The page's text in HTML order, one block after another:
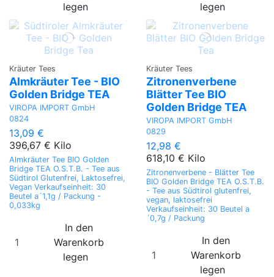
legen
legen
Kräuter Tees
Almkräuter Tee - BIO
Golden Bridge TEA
VIROPA IMPORT GmbH
0824
13,09 €
396,67 € Kilo
Almkräuter Tee BIO Golden
Bridge TEA O.S.T.B. - Tee aus
Südtirol Glutenfrei, Laktosefrei,
Vegan Verkaufseinheit: 30
Beutel a´1,1g / Packung -
0,033kg
In den
Warenkorb
legen
Kräuter Tees
Zitronenverbene
Blätter Tee BIO
Golden Bridge TEA
VIROPA IMPORT GmbH
0829
12,98 €
618,10 € Kilo
Zitronenverbene - Blätter Tee
BIO Golden Bridge TEA O.S.T.B.
- Tee aus Südtirol glutenfrei,
vegan, laktosefrei
Verkaufseinheit: 30 Beutel a
´0,7g / Packung
In den
Warenkorb
legen